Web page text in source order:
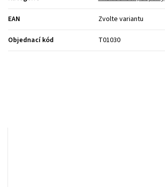
EAN Zvolte variantu
Objednací kód T01030